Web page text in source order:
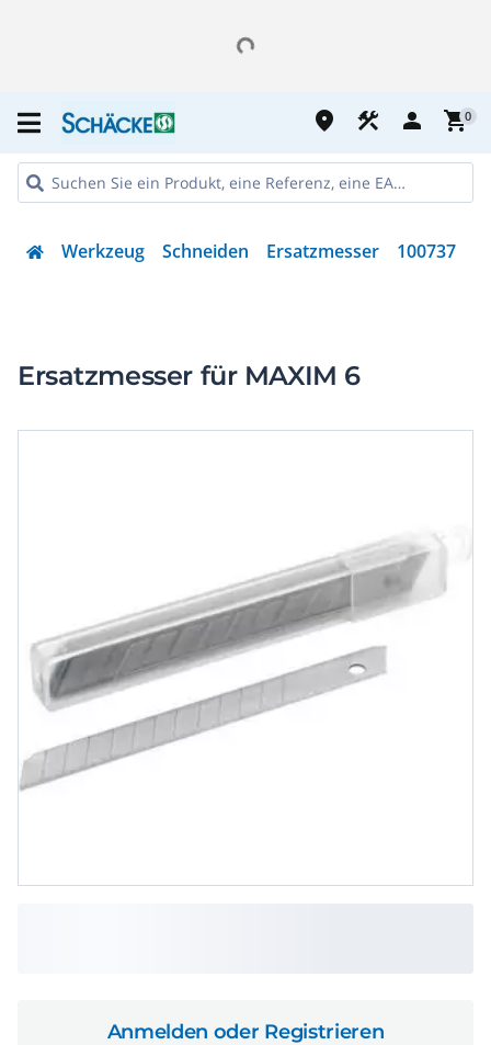
place construction person shopping_cart0
Werkzeug Schneiden Ersatzmesser 100737
Ersatzmesser für MAXIM 6
Anmelden oder Registrieren